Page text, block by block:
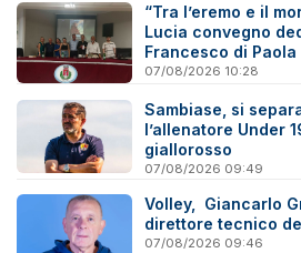
“Tra l’eremo e il
Lucia convegno
Francesco di Paola
07/08/2026 10:28
Sambiase, si
l’allenatore Under
giallorosso
07/08/2026 09:49
Volley, Giancarlo
direttore tecnico
07/08/2026 09:46